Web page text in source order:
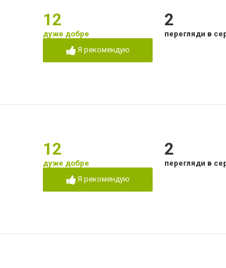
12
дуже добре
Я рекомендую
2
перегляди в
12
дуже добре
Я рекомендую
2
перегляди в